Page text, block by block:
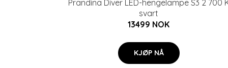
Prandina Diver LED-hengelampe S3 2 700
svart
13499 NOK
KJØP NÅ